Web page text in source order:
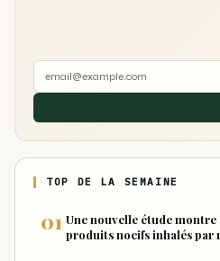
TOP DE LA SEMAINE
Une nouvelle étude
produits nocifs inhalés par